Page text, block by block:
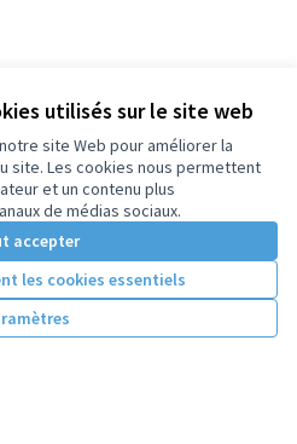
utilisés sur le site web
site Web pour améliorer la
site. Les cookies nous permettent
et un contenu plus
de médias sociaux.
accepter
les cookies essentiels